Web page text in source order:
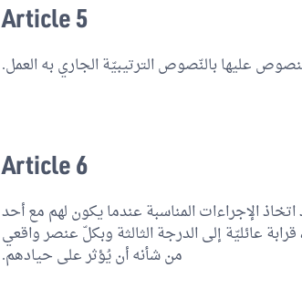
Article 5
عليها بالنّصوص الترتيبيّة الجاري به العمل.
Article 6
الإجراءات المناسبة عندما يكون لهم مع أحد
عائليّة إلى الدرجة الثالثة وبكلّ عنصر واقعي
من شأنه أن يُؤثر على حيادهم.